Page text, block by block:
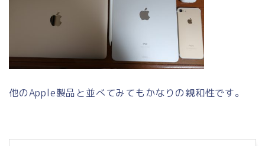
他のApple製品と並べてみてもかなりの親和性です。